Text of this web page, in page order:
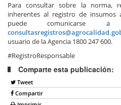
Para consultar sobre la norma,
inherentes al registro de insumos
puede comunicarse
usuario de la Agencia 1800 247 600.
#RegistroResponsable
Comparte esta publicación:
Tweet
Compartir